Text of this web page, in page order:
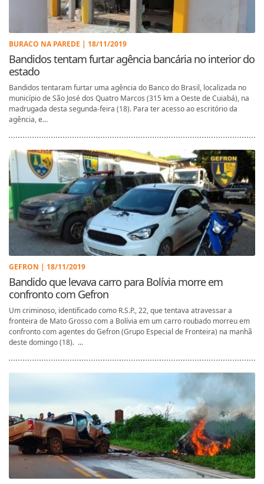
BURACO NA PAREDE | 18/11/2019
Bandidos tentam furtar agência bancária no interior do
estado
Bandidos tentaram furtar uma agência do Banco do Brasil, localizada no
município de São José dos Quatro Marcos (315 km a Oeste de Cuiabá), na
madrugada desta segunda-feira (18). Para ter acesso ao escritório da
agência, e...
GEFRON | 18/11/2019
Bandido que levava carro para Bolívia morre em
confronto com Gefron
Um criminoso, identificado como R.S.P., 22, que tentava atravessar a
fronteira de Mato Grosso com a Bolívia em um carro roubado morreu em
confronto com agentes do Gefron (Grupo Especial de Fronteira) na manhã
deste domingo (18). ...